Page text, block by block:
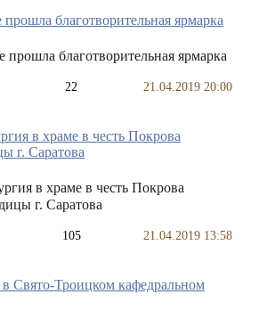
благотворительная ярмарка
22 21.04.2019 20:00
в храме в честь Покрова
г. Саратова
105 21.04.2019 13:58